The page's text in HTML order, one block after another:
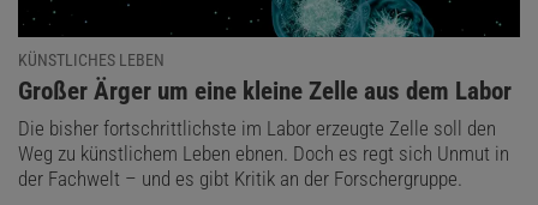
KÜNSTLICHES LEBEN
:
Großer Ärger um eine kleine Zelle aus dem Labor
Die bisher fortschrittlichste im Labor erzeugte Zelle soll den
Weg zu künstlichem Leben ebnen. Doch es regt sich Unmut in
der Fachwelt – und es gibt Kritik an der Forschergruppe.